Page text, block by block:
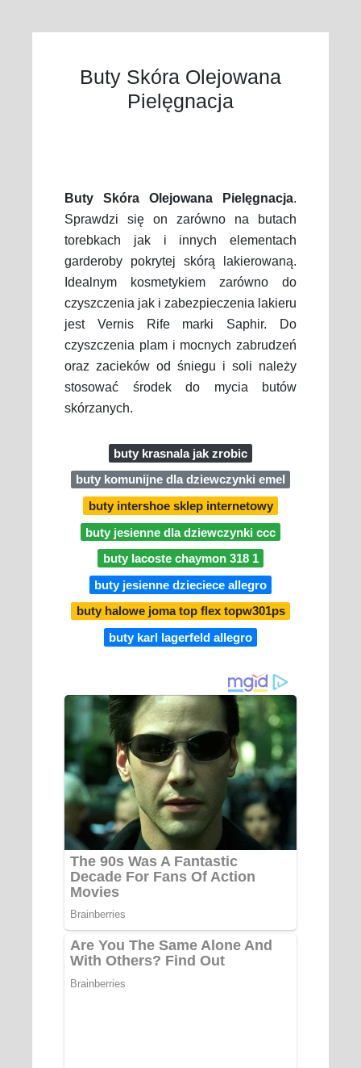
Buty Skóra Olejowana
Pielęgnacja
Buty Skóra Olejowana Pielęgnacja.
Sprawdzi się on zarówno na butach
torebkach jak i innych elementach
garderoby pokrytej skórą lakierowaną.
Idealnym kosmetykiem zarówno do
czyszczenia jak i zabezpieczenia lakieru
jest Vernis Rife marki Saphir. Do
czyszczenia plam i mocnych zabrudzeń
oraz zacieków od śniegu i soli należy
stosować środek do mycia butów
skórzanych.
buty krasnala jak zrobic
buty komunijne dla dziewczynki emel
buty intershoe sklep internetowy
buty jesienne dla dziewczynki ccc
buty lacoste chaymon 318 1
buty jesienne dzieciece allegro
buty halowe joma top flex topw301ps
buty karl lagerfeld allegro